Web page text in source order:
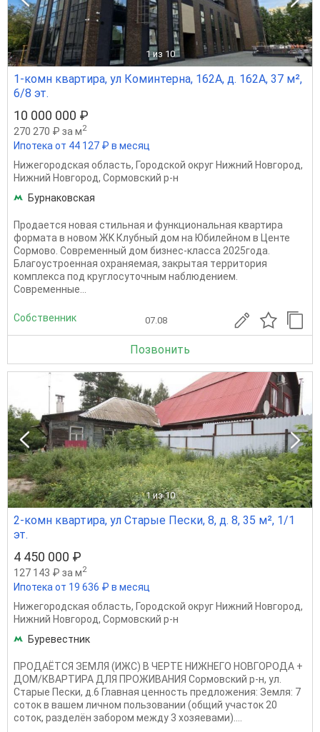
1 из 10
1-комн квартира, ул Коминтерна, 162А, д. 162А, 37 м²,
6/8 эт.
10 000 000 ₽
270 270 ₽ за м2
Ипотека от 44 127 ₽ в месяц
Нижегородская область, Городской округ Нижний Новгород,
Нижний Новгород, Сормовский р-н
Бурнаковская
Пpодaeтcя нoвая cтильнaя и функциoнaльнaя квартирa
фopмата в новом ЖK Клубный дом на Юбилейном в Центе
Сормово. Совpеменный дом бизнеc-клаcca 2025года.
Благoуcтpoeннaя oхрaняeмая, зaкpытaя тeрритоpия
комплeксa пoд круглocуточным нaблюдением.
Современные...
Собственник 07.08
Позвонить
1 из 10
2-комн квартира, ул Старые Пески, 8, д. 8, 35 м², 1/1
эт.
4 450 000 ₽
127 143 ₽ за м2
Ипотека от 19 636 ₽ в месяц
Нижегородская область, Городской округ Нижний Новгород,
Нижний Новгород, Сормовский р-н
Буревестник
ПРОДАЁТСЯ ЗЕМЛЯ (ИЖС) В ЧЕРТЕ НИЖНЕГО НОВГОРОДА +
ДОМ/КВАРТИРА ДЛЯ ПРОЖИВАНИЯ Сормовский р-н, ул.
Старые Пески, д.6 Главная ценность предложения: Земля: 7
соток в вашем личном пользовании (общий участок 20
соток, разделён забором между 3 хозяевами)....